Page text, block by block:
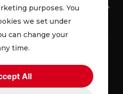
purposes. You
we set under
can change your
time.
All